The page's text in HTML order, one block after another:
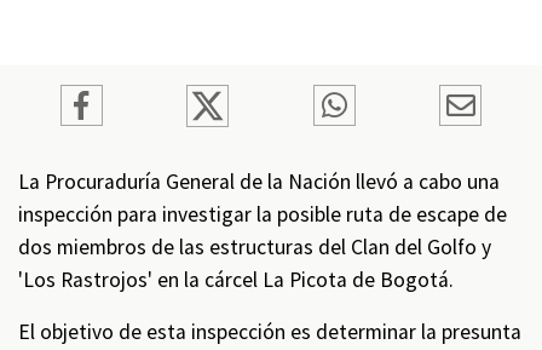
La Procuraduría General de la Nación llevó a cabo una
inspección para investigar la posible ruta de escape de
dos miembros de las estructuras del Clan del Golfo y
'Los Rastrojos' en la cárcel La Picota de Bogotá.
El objetivo de esta inspección es determinar la presunta